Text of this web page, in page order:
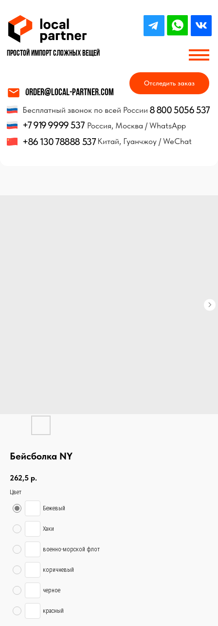
+7 919 9999 537
8 800 5056 537
Россия, Москва / WhatsApp
Простой импорт Сложных вещей
Бейсболка NY
262,5 р.
Цвет
Бежевый
Хаки
военно-морской флот
коричневый
черное
красный
связаться с нами —
просто и быстро